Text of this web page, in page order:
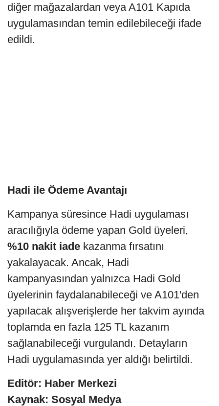
diğer mağazalardan veya A101 Kapıda
uygulamasından temin edilebileceği ifade
edildi.
Hadi ile Ödeme Avantajı
Kampanya süresince Hadi uygulaması
aracılığıyla ödeme yapan Gold üyeleri,
%10 nakit iade kazanma fırsatını
yakalayacak. Ancak, Hadi
kampanyasından yalnızca Hadi Gold
üyelerinin faydalanabileceği ve A101'den
yapılacak alışverişlerde her takvim ayında
toplamda en fazla 125 TL kazanım
sağlanabileceği vurgulandı. Detayların
Hadi uygulamasında yer aldığı belirtildi.
Editör: Haber Merkezi
Kaynak: Sosyal Medya